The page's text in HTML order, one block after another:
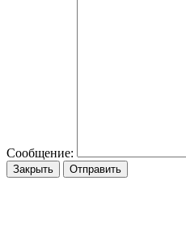
Сообщение:
Закрыть Отправить